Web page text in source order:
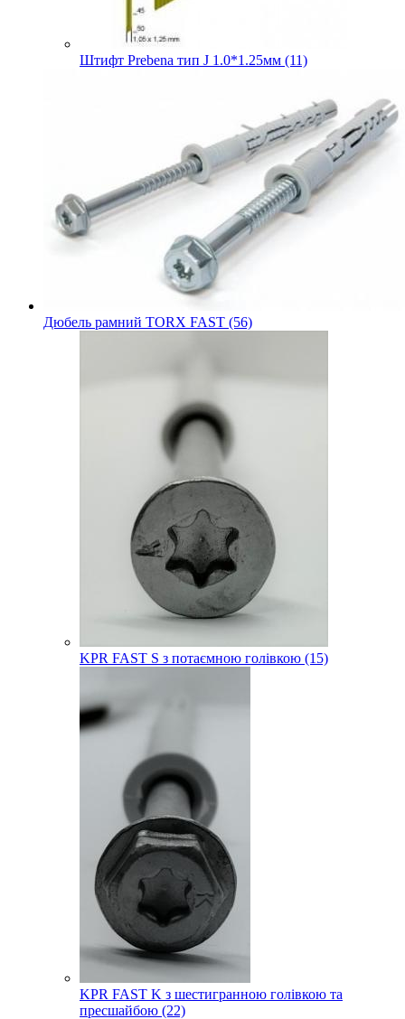
Штифт Prebena тип J 1.0*1.25мм (11)
Дюбель рамний TORX FAST (56)
KPR FAST S з потаємною голівкою (15)
KPR FAST K з шестигранною голівкою та
пресшайбою (22)